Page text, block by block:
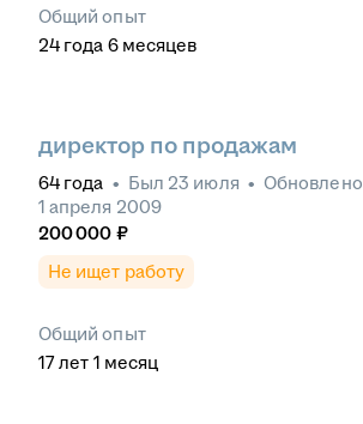
Общий опыт
24 года 6 месяцев
директор по продажам
64 года • Был 23 июля • Обновлено
1 апреля 2009
200 000 ₽
Не ищет работу
Общий опыт
17лет 1 месяц